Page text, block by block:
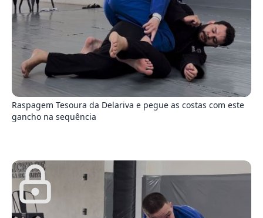
Raspagem Tesoura da Delariva e pegue as costas com este
gancho na sequência